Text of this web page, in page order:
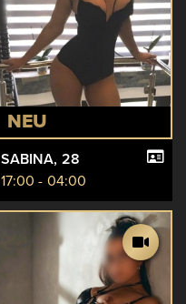
NEU
SABINA, 28
17:00 - 04:00